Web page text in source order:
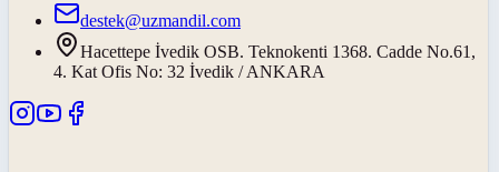
destek@uzmandil.com
Hacettepe İvedik OSB. Teknokenti 1368. Cadde No.61,
4. Kat Ofis No: 32 İvedik / ANKARA